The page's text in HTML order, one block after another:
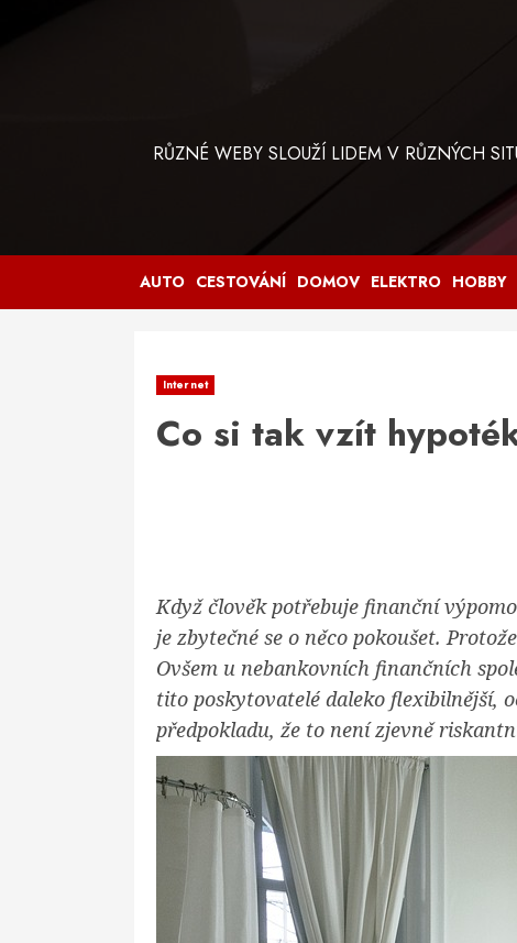
RŮZNÉ WEBY SLOUŽÍ LIDEM V RŮZNÝCH
AUTO CESTOVÁNÍ DOMOV ELEKTRO HOBBY
Internet
Co si tak vzít
Když člověk potřebuje finanční
je zbytečné se o něco pokoušet.
Ovšem u nebankovních finančních
tito poskytovatelé daleko flexibilnější,
předpokladu, že to není zjevně